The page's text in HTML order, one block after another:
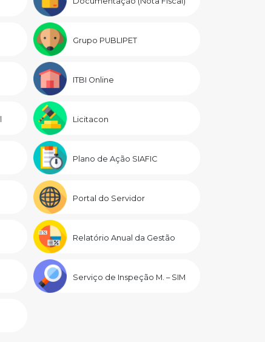
Grupo PUBLIPET
ITBI Online
Licitacon
Plano de Ação SIAFIC
Portal do Servidor
Relatório Anual da Gestão
Serviço de Inspeção M. – SIM